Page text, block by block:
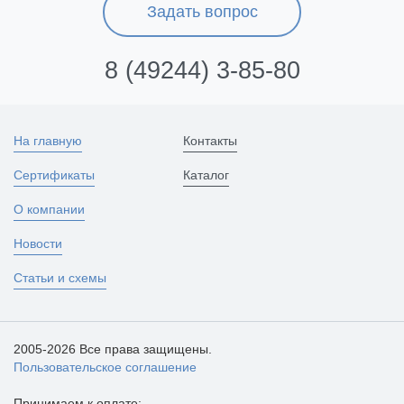
Задать вопрос
8 (49244) 3-85-80
На главную
Сертификаты
О компании
Новости
Статьи и схемы
Контакты
Каталог
2005-2026 Все права защищены.
Пользовательское соглашение